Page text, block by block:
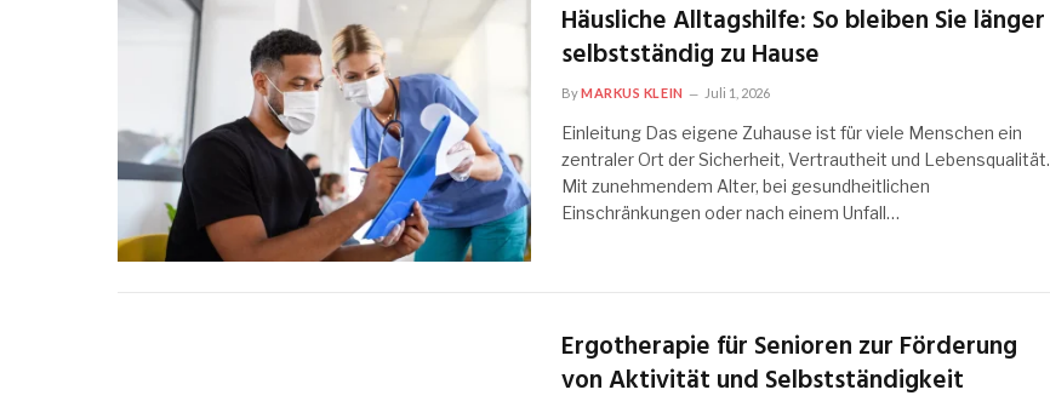
Häusliche Alltagshilfe: So bleiben Sie länger
selbstständig zu Hause
ByMARKUS KLEIN Juli 1, 2026
Einleitung Das eigene Zuhause ist für viele Menschen ein
zentraler Ort der Sicherheit, Vertrautheit und Lebensqualität.
Mit zunehmendem Alter, bei gesundheitlichen
Einschränkungen oder nach einem Unfall…
Ergotherapie für Senioren zur Förderung
von Aktivität und Selbstständigkeit